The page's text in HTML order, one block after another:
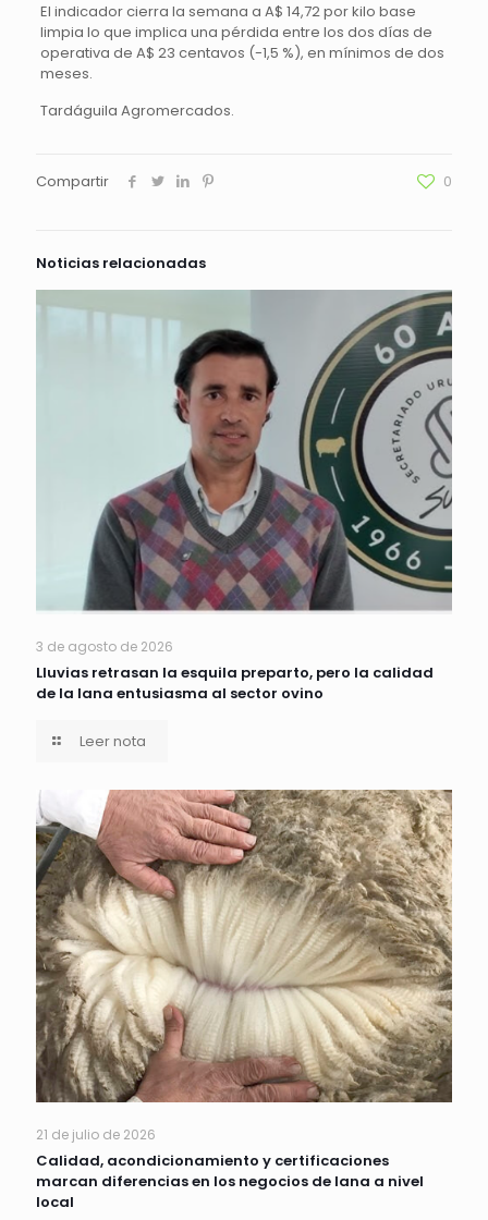
El indicador cierra la semana a A$ 14,72 por kilo base
limpia lo que implica una pérdida entre los dos días de
operativa de A$ 23 centavos (-1,5 %), en mínimos de dos
meses.
Tardáguila Agromercados.
Compartir 0
Noticias relacionadas
3 de agosto de 2026
Lluvias retrasan la esquila preparto, pero la calidad
de la lana entusiasma al sector ovino
Leer nota
21 de julio de 2026
Calidad, acondicionamiento y certificaciones
marcan diferencias en los negocios de lana a nivel
local